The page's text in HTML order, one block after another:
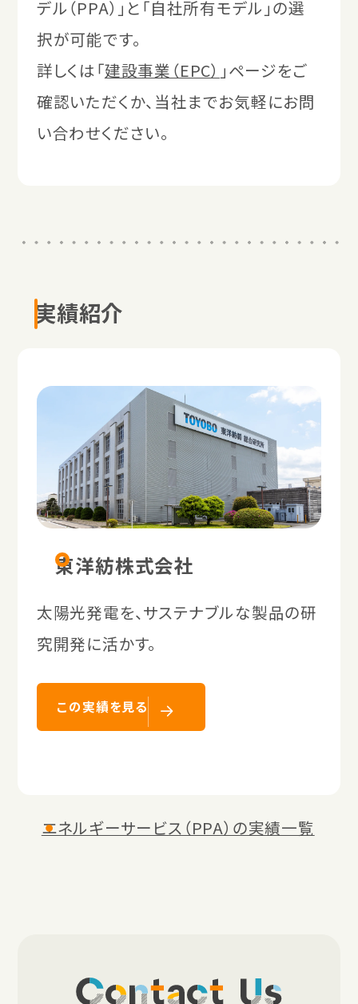
デル（PPA）」と「自社所有モデル」の選
択が可能です。
詳しくは「建設事業（EPC） 」ページをご
確認いただくか、当社までお気軽にお問
い合わせください。
実績紹介
東洋紡株式会社
太陽光発電を、サステナブルな製品の研
究開発に活かす。
この実績を見る
エネルギーサービス（PPA）の実績一覧
Contact Us